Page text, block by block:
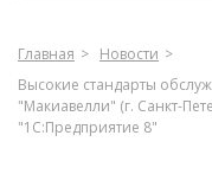
Главная
Новости
Высокие стандарты
"Макиавелли" (г. Санкт-
"1С:Предприятие 8"